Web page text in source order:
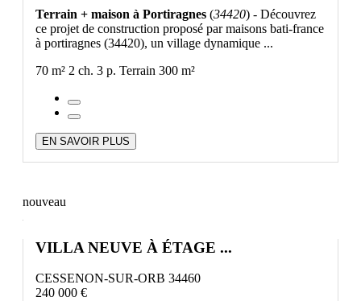
Terrain + maison à Portiragnes (34420) - Découvrez
ce projet de construction proposé par maisons bati-france
à portiragnes (34420), un village dynamique ...
70 m² 2 ch. 3 p. Terrain 300 m²
EN SAVOIR PLUS
nouveau
VILLA NEUVE À ÉTAGE ...
CESSENON-SUR-ORB 34460
240 000 €